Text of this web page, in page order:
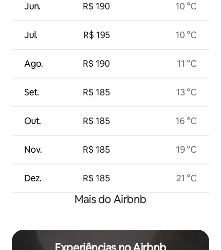
Jun.
Jul.
Ago.
Set.
Out.
Nov.
Dez.
R$ 190
R$ 195
R$ 190
R$ 185
R$ 185
R$ 185
R$ 185
10 °C
10 °C
11 °C
13 °C
16 °C
19 °C
21 °C
Mais do Airbnb